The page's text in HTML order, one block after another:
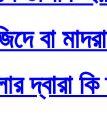
বা
দ্বারা